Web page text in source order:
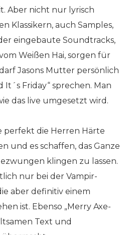
Aber nicht nur lyrisch
Klassikern, auch Samples,
eingebaute Soundtracks,
Weißen Hai, sorgen für
Jasons Mutter persönlich
It´s Friday“ sprechen. Man
das live umgesetzt wird.
perfekt die Herren Härte
und es schaffen, das Ganze
klingen zu lassen.
nur bei der Vampir-
aber definitiv einem
ist. Ebenso „Merry Axe-
Text und